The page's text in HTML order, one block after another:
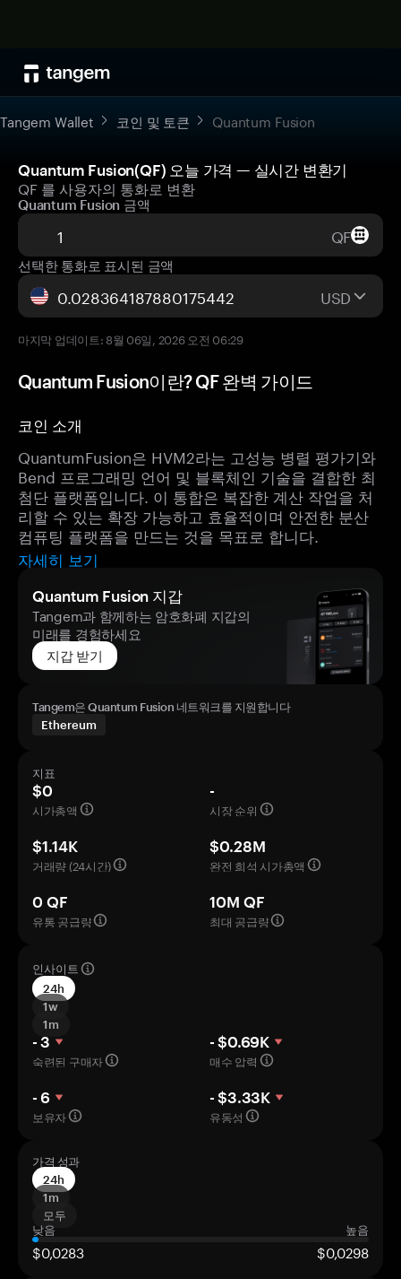
Tangem Wallet 코인 및 토큰 Quantum Fusion
Quantum Fusion(QF) 오늘 가격 — 실시간 변환기
QF 를 사용자의 통화로 변환
Quantum Fusion 금액
QF
선택한 통화로 표시된 금액
USD
마지막 업데이트: 8월 06일, 2026 오전 06:29
Quantum Fusion이란? QF 완벽 가이드
코인 소개
QuantumFusion은 HVM2라는 고성능 병렬 평가기와
Bend 프로그래밍 언어 및 블록체인 기술을 결합한 최
첨단 플랫폼입니다. 이 통합은 복잡한 계산 작업을 처
리할 수 있는 확장 가능하고 효율적이며 안전한 분산
컴퓨팅 플랫폼을 만드는 것을 목표로 합니다.
자세히 보기
Quantum Fusion 지갑
Tangem과 함께하는 암호화폐 지갑의
미래를 경험하세요
지갑 받기
Tangem은 Quantum Fusion 네트워크를 지원합니다
Ethereum
지표
$0
시가총액
-
시장 순위
$1.14K
거래량 (24시간)
$0.28M
완전 희석 시가총액
0 QF
유통 공급량
10M QF
최대 공급량
인사이트
24h
1w
1m
- 3
숙련된 구매자
- $0.69K
매수 압력
- 6
보유자
- $3.33K
유동성
가격 성과
24h
1m
모두
낮음
높음
$0,0283 $0,0298